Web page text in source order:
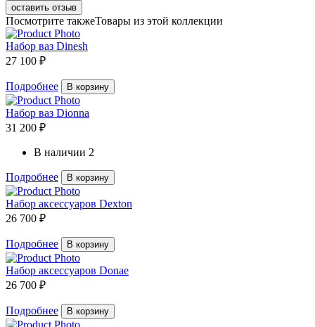
оставить отзыв
Посмотрите такжеТовары из этой коллекции
Набор ваз Dinesh
27 100 ₽
Подробнее В корзину
Набор ваз Dionna
31 200 ₽
В наличии 2
Подробнее В корзину
Набор аксессуаров Dexton
26 700 ₽
Подробнее В корзину
Набор аксессуаров Donae
26 700 ₽
Подробнее В корзину